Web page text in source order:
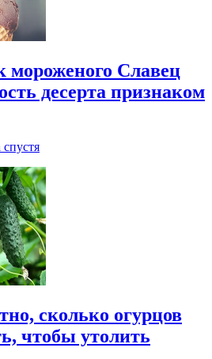
мороженого Славец
десерта признаком
спустя
сколько огурцов
чтобы утолить